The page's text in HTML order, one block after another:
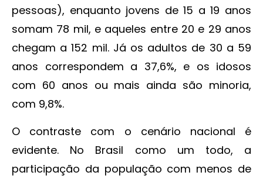
pessoas), enquanto jovens de 15 a 19 anos
somam 78 mil, e aqueles entre 20 e 29 anos
chegam a 152 mil. Já os adultos de 30 a 59
anos correspondem a 37,6%, e os idosos
com 60 anos ou mais ainda são minoria,
com 9,8%.
O contraste com o cenário nacional é
evidente. No Brasil como um todo, a
participação da população com menos de